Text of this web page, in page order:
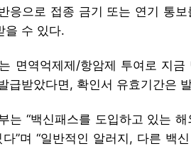
응으로 접종 금기 또는 연기 통
을 수 있다.
면역억제제/항암제 투여로 지
급받았다면, 확인서 유효기간은
는 “백신패스를 도입하고 있는
”며 “일반적인 알러지, 다른 백